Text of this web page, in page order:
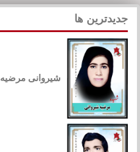
جدیدترین ها
شیروانی مرضیه